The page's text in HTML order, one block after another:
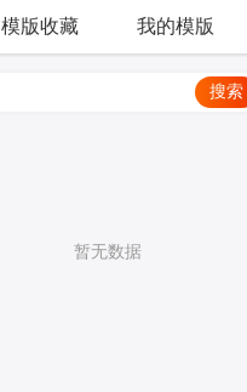
模版收藏 我的模版
搜索
暂无数据